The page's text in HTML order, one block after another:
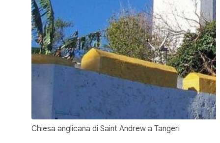
Chiesa anglicana di Saint Andrew a Tangeri